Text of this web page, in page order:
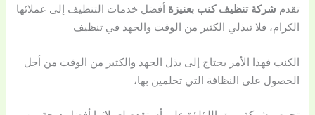
تقدم شركة تنظيف كنب بعنيزة أفضل خدمات التنظيف إلى عملائها
الكرام، فلا تبذلي الكثير من الوقت والجهد في تنظيف
الكنب فهذا الأمر يحتاج إلى بذل الجهد والكثير من الوقت من أجل
الحصول على النظافة التي تحلمين بها،